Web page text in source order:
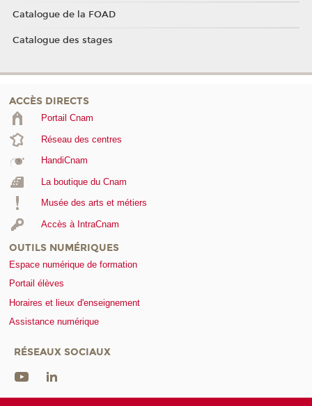
Catalogue de la FOAD
Catalogue des stages
ACCÈS DIRECTS
Portail Cnam
Réseau des centres
HandiCnam
La boutique du Cnam
Musée des arts et métiers
Accès à IntraCnam
OUTILS NUMÉRIQUES
Espace numérique de formation
Portail élèves
Horaires et lieux d'enseignement
Assistance numérique
RÉSEAUX SOCIAUX